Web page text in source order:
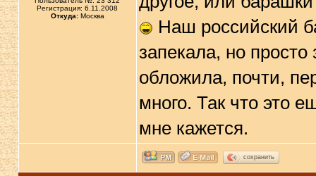
Регистрация: 6.11.2008
Откуда:Москва
Наш российский
запекала, но
обложила, почти,
много. Так что это
мне кажется.
сохранить